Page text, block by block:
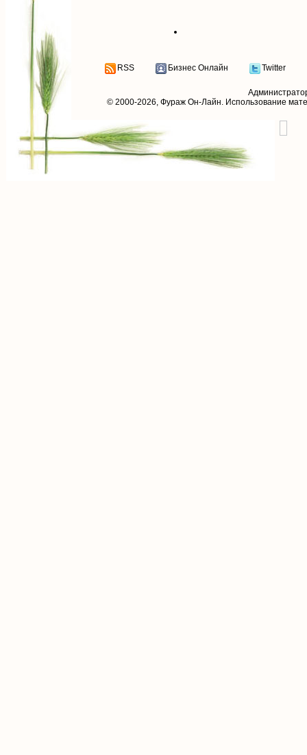
RSS Бизнес Онлайн Twitter
© 2000-2026, Фураж Он-Лайн. Использование